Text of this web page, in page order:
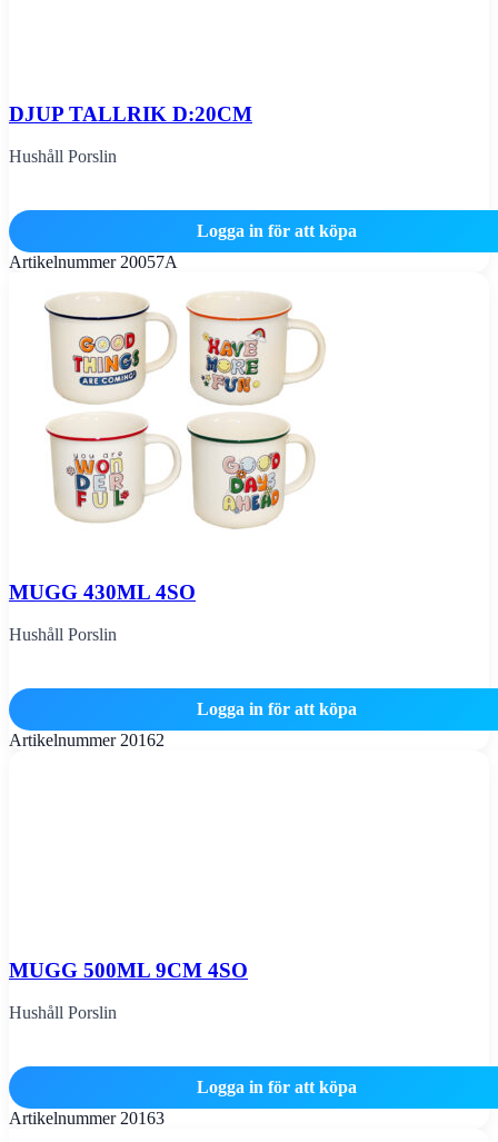
DJUP TALLRIK D:20CM
Hushåll Porslin
Logga in för att köpa
Artikelnummer 20057A
MUGG 430ML 4SO
Hushåll Porslin
Logga in för att köpa
Artikelnummer 20162
MUGG 500ML 9CM 4SO
Hushåll Porslin
Logga in för att köpa
Artikelnummer 20163